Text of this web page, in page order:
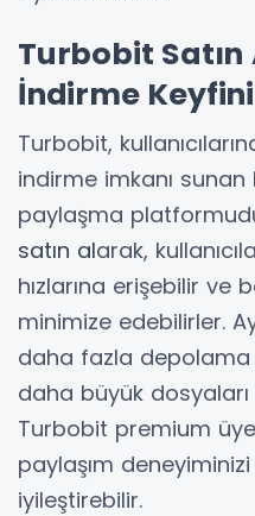
Turbobit Satın
İndirme
Turbobit,
indirme imkanı
paylaşma
satın alarak,
hızlarına erişebilir ve
minimize edebilirler.
daha fazla depolama
daha büyük
Turbobit premium
paylaşım
iyileştirebilir.